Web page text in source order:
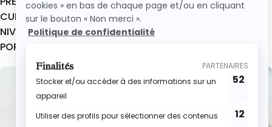
CUISSON :
20 min
NIVEAU :
Facile
PORTION :